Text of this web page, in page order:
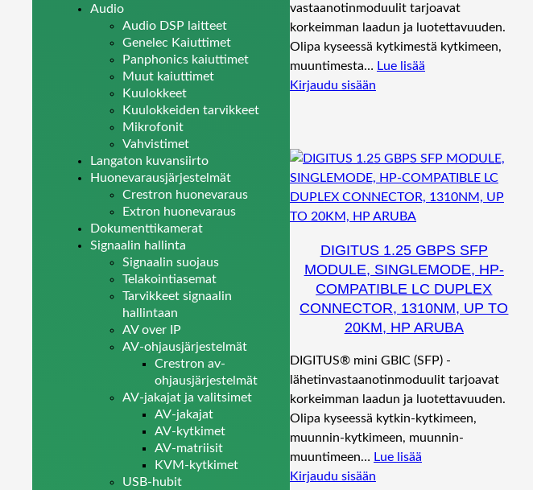
Audio
Audio DSP laitteet
Genelec Kaiuttimet
Panphonics kaiuttimet
Muut kaiuttimet
Kuulokkeet
Kuulokkeiden tarvikkeet
Mikrofonit
Vahvistimet
Langaton kuvansiirto
Huonevarausjärjestelmät
Crestron huonevaraus
Extron huonevaraus
Dokumenttikamerat
Signaalin hallinta
Signaalin suojaus
Telakointiasemat
Tarvikkeet signaalin
hallintaan
AV over IP
AV-ohjausjärjestelmät
Crestron av-
ohjausjärjestelmät
AV-jakajat ja valitsimet
AV-jakajat
AV-kytkimet
AV-matriisit
KVM-kytkimet
USB-hubit
vastaanotinmoduulit tarjoavat
korkeimman laadun ja luotettavuuden.
Olipa kyseessä kytkimestä kytkimeen,
muuntimesta… Lue lisää
Kirjaudu sisään
DIGITUS 1.25 GBPS SFP
MODULE, SINGLEMODE, HP-
COMPATIBLE LC DUPLEX
CONNECTOR, 1310NM, UP TO
20KM, HP ARUBA
DIGITUS® mini GBIC (SFP) -
lähetinvastaanotinmoduulit tarjoavat
korkeimman laadun ja luotettavuuden.
Olipa kyseessä kytkin-kytkimeen,
muunnin-kytkimeen, muunnin-
muuntimeen… Lue lisää
Kirjaudu sisään